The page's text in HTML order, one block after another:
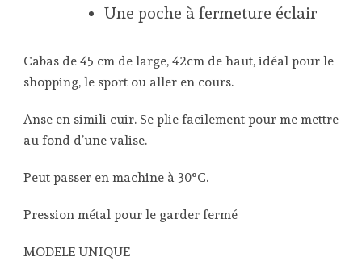
Une poche à fermeture éclair
Cabas de 45 cm de large, 42cm de haut, idéal pour le
shopping, le sport ou aller en cours.
Anse en simili cuir. Se plie facilement pour me mettre
au fond d’une valise.
Peut passer en machine à 30°C.
Pression métal pour le garder fermé
MODELE UNIQUE